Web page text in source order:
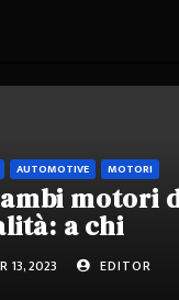
AUTOMOTIVE MOTORI
motori
a chi
per
al miglior
13, 2023 EDITOR